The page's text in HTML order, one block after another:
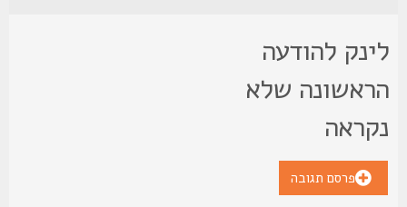
להודעה
שלא
פרסם תגובה